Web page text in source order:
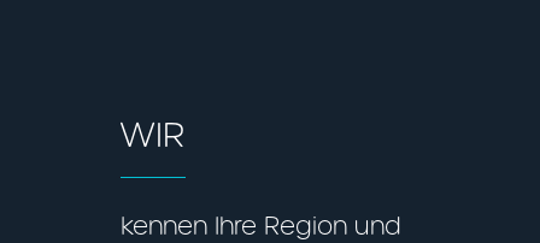
WIR
kennen Ihre Region und